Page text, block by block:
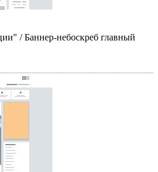
/ Баннер-небоскреб главный